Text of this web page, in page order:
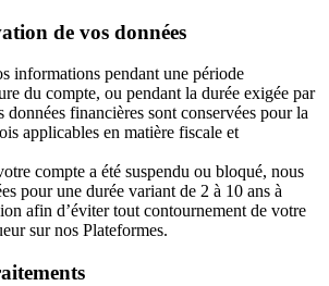
de vos données
informations pendant une période
du compte, ou pendant la durée exigée par
financières sont conservées pour la
applicables en matière fiscale et
compte a été suspendu ou bloqué, nous
pour une durée variant de 2 à 10 ans à
afin d’éviter tout contournement de votre
sur nos Plateformes.